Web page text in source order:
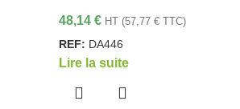
48,14 € HT (57,77 € TTC)
REF: DA446
Lire la suite